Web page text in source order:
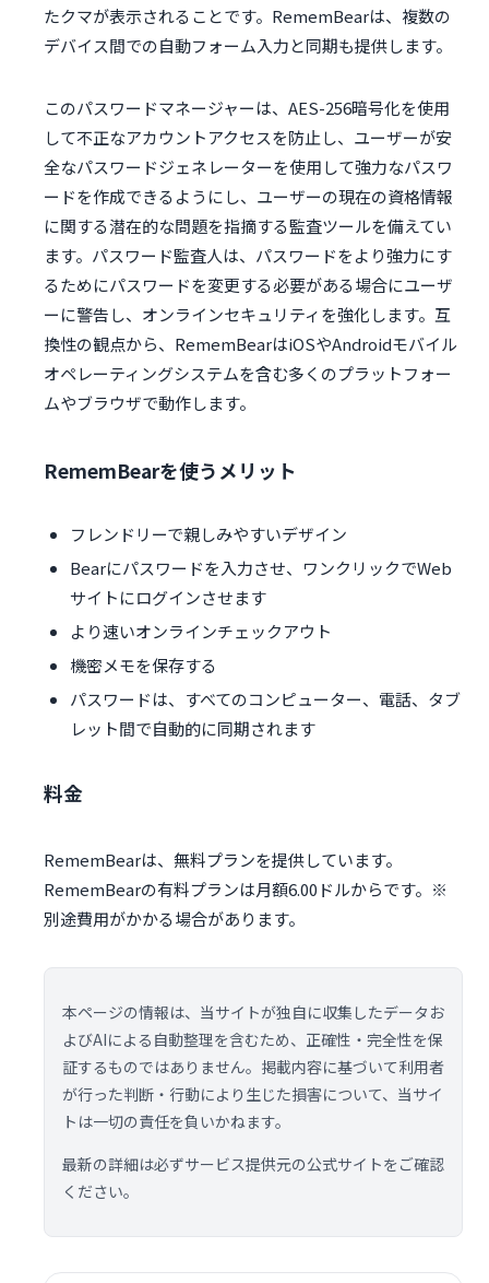
たクマが表示されることです。RememBearは、複数の
デバイス間での自動フォーム入力と同期も提供します。
このパスワードマネージャーは、AES-256暗号化を使用
して不正なアカウントアクセスを防止し、ユーザーが安
全なパスワードジェネレーターを使用して強力なパスワ
ードを作成できるようにし、ユーザーの現在の資格情報
に関する潜在的な問題を指摘する監査ツールを備えてい
ます。パスワード監査人は、パスワードをより強力にす
るためにパスワードを変更する必要がある場合にユーザ
ーに警告し、オンラインセキュリティを強化します。互
換性の観点から、RememBearはiOSやAndroidモバイル
オペレーティングシステムを含む多くのプラットフォー
ムやブラウザで動作します。
RememBearを使うメリット
フレンドリーで親しみやすいデザイン
Bearにパスワードを入力させ、ワンクリックでWeb
サイトにログインさせます
より速いオンラインチェックアウト
機密メモを保存する
パスワードは、すべてのコンピューター、電話、タブ
レット間で自動的に同期されます
料金
RememBearは、無料プランを提供しています。
RememBearの有料プランは月額6.00ドルからです。※
別途費用がかかる場合があります。
本ページの情報は、当サイトが独自に収集したデータお
よびAIによる自動整理を含むため、正確性・完全性を保
証するものではありません。掲載内容に基づいて利用者
が行った判断・行動により生じた損害について、当サイ
トは一切の責任を負いかねます。
最新の詳細は必ずサービス提供元の公式サイトをご確認
ください。